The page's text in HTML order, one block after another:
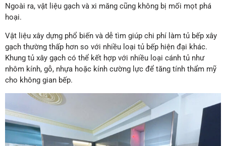
Ngoài ra, vật liệu gạch và xi măng cũng không bị mối mọt phá
hoại.
Vật liệu xây dựng phổ biến và dễ tìm giúp chi phí làm tủ bếp xây
gạch thường thấp hơn so với nhiều loại tủ bếp hiện đại khác.
Khung tủ xây gạch có thể kết hợp với nhiều loại cánh tủ như
nhôm kính, gỗ, nhựa hoặc kính cường lực để tăng tính thẩm mỹ
cho không gian bếp.